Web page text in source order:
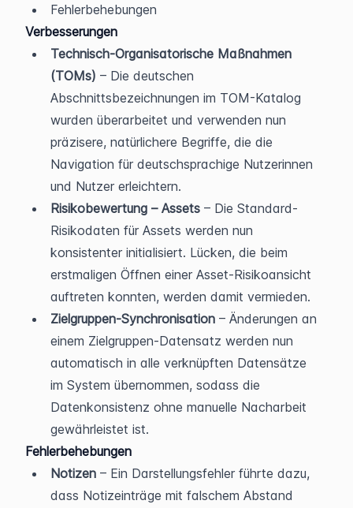
Fehlerbehebungen
Verbesserungen
Technisch-Organisatorische Maßnahmen
(TOMs) – Die deutschen
Abschnittsbezeichnungen im TOM-Katalog
wurden überarbeitet und verwenden nun
präzisere, natürlichere Begriffe, die die
Navigation für deutschsprachige Nutzerinnen
und Nutzer erleichtern.
Risikobewertung – Assets – Die Standard-
Risikodaten für Assets werden nun
konsistenter initialisiert. Lücken, die beim
erstmaligen Öffnen einer Asset-Risikoansicht
auftreten konnten, werden damit vermieden.
Zielgruppen-Synchronisation – Änderungen an
einem Zielgruppen-Datensatz werden nun
automatisch in alle verknüpften Datensätze
im System übernommen, sodass die
Datenkonsistenz ohne manuelle Nacharbeit
gewährleistet ist.
Fehlerbehebungen
Notizen – Ein Darstellungsfehler führte dazu,
dass Notizeinträge mit falschem Abstand